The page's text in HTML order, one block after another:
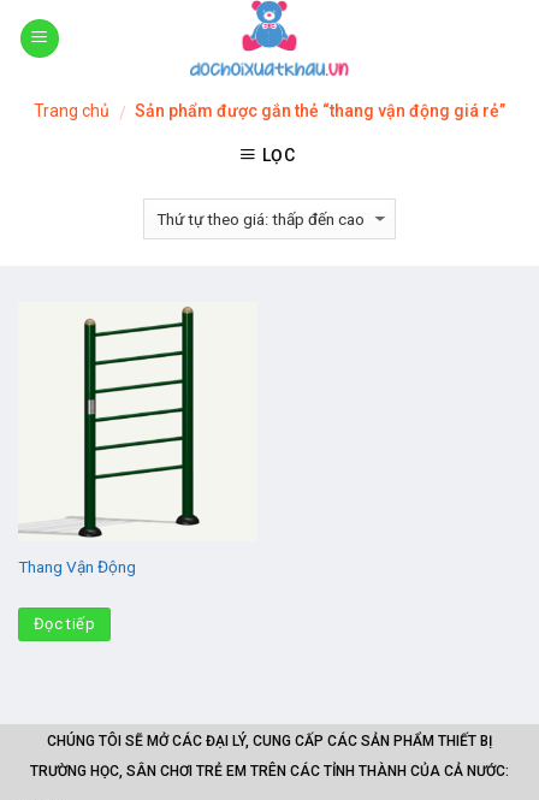
Skip
Trang chủ / Sản phẩm được gắn thẻ “thang vận động giá rẻ”
LỌC
Thang Vận Động
Đọc tiếp
CHÚNG TÔI SẼ MỞ CÁC ĐẠI LÝ, CUNG CẤP CÁC SẢN PHẨM THIẾT BỊ
TRƯỜNG HỌC, SÂN CHƠI TRẺ EM TRÊN CÁC TỈNH THÀNH CỦA CẢ NƯỚC: